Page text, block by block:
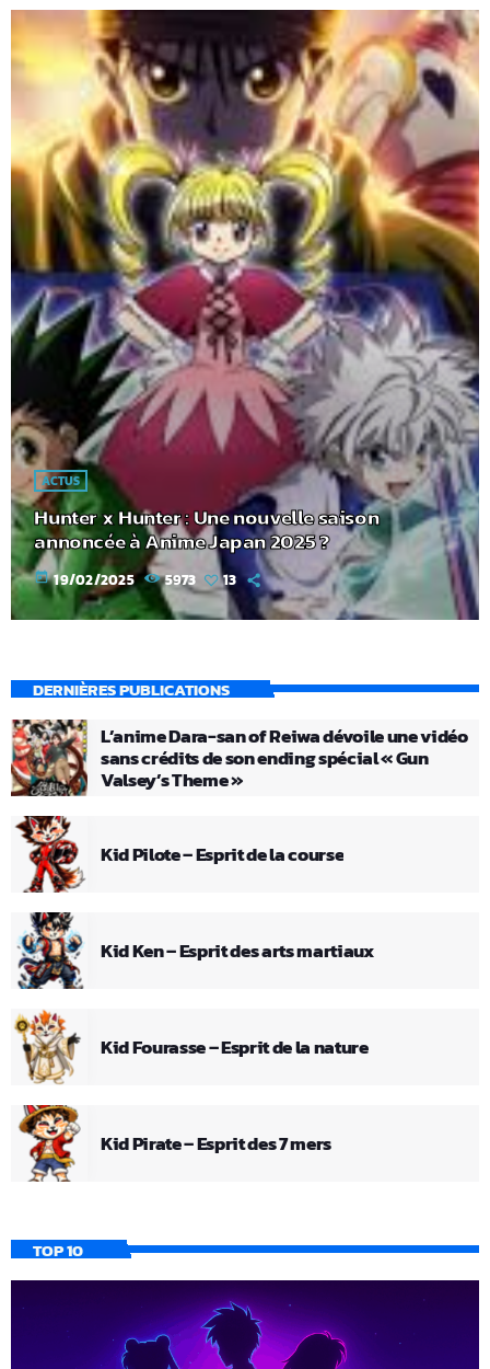
ACTUS
Hunter x Hunter : Une nouvelle saison
annoncée à Anime Japan 2025 ?
today 19/02/2025 5973 13
DERNIÈRES PUBLICATIONS
L’anime Dara-san of Reiwa dévoile une vidéo
sans crédits de son ending spécial « Gun
Valsey’s Theme »
Kid Pilote – Esprit de la course
Kid Ken – Esprit des arts martiaux
Kid Fourasse – Esprit de la nature
Kid Pirate – Esprit des 7 mers
TOP 10